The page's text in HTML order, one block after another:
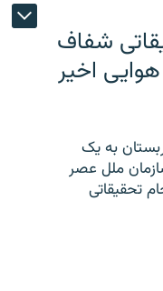
شفاف
اخیر
به یک
ملل عصر
تحقیقاتی